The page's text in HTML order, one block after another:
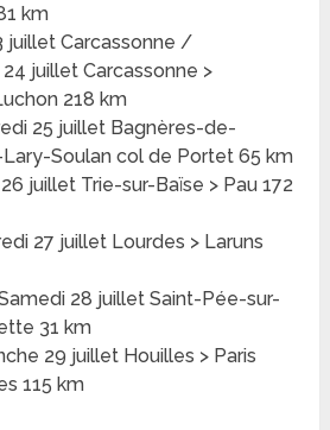
km
juillet Carcassonne /
juillet Carcassonne >
218 km
25 juillet Bagnères-de-
Lary-Soulan col de Portet 65 km
juillet Trie-sur-Baïse > Pau 172
27 juillet Lourdes > Laruns
28 juillet Saint-Pée-sur-
31 km
29 juillet Houilles > Paris
115 km